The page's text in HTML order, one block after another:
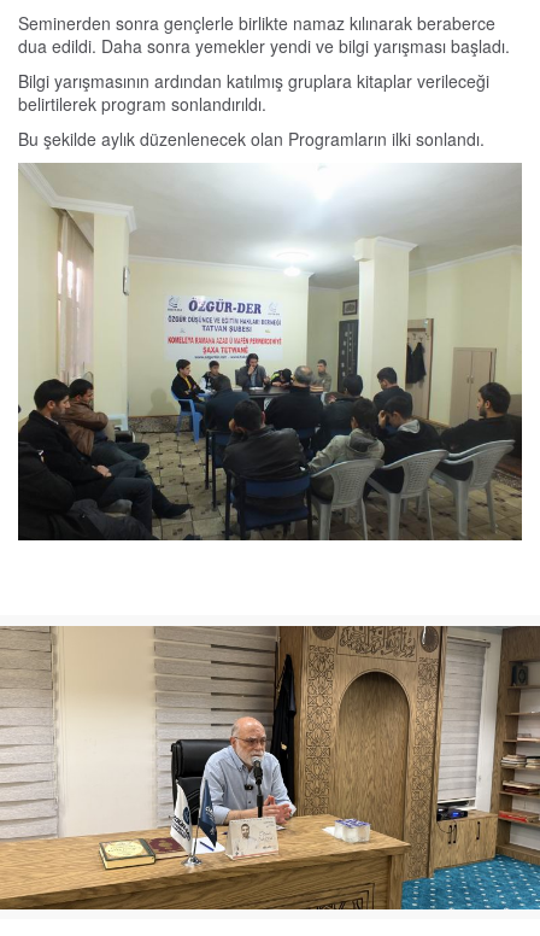
Seminerden sonra gençlerle birlikte namaz kılınarak beraberce
dua edildi. Daha sonra yemekler yendi ve bilgi yarışması başladı.
Bilgi yarışmasının ardından katılmış gruplara kitaplar verileceği
belirtilerek program sonlandırıldı.
Bu şekilde aylık düzenlenecek olan Programların ilki sonlandı.